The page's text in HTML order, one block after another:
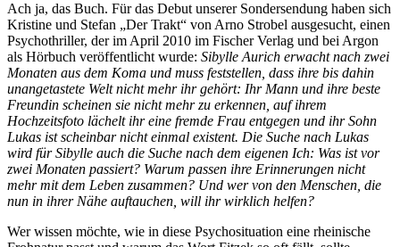
Ach ja, das Buch. Für das Debut unserer Sondersendung haben sich
Kristine und Stefan „Der Trakt“ von Arno Strobel ausgesucht, einen
Psychothriller, der im April 2010 im Fischer Verlag und bei Argon
als Hörbuch veröffentlicht wurde: Sibylle Aurich erwacht nach zwei
Monaten aus dem Koma und muss feststellen, dass ihre bis dahin
unangetastete Welt nicht mehr ihr gehört: Ihr Mann und ihre beste
Freundin scheinen sie nicht mehr zu erkennen, auf ihrem
Hochzeitsfoto lächelt ihr eine fremde Frau entgegen und ihr Sohn
Lukas ist scheinbar nicht einmal existent. Die Suche nach Lukas
wird für Sibylle auch die Suche nach dem eigenen Ich: Was ist vor
zwei Monaten passiert? Warum passen ihre Erinnerungen nicht
mehr mit dem Leben zusammen? Und wer von den Menschen, die
nun in ihrer Nähe auftauchen, will ihr wirklich helfen?
Wer wissen möchte, wie in diese Psychosituation eine rheinische